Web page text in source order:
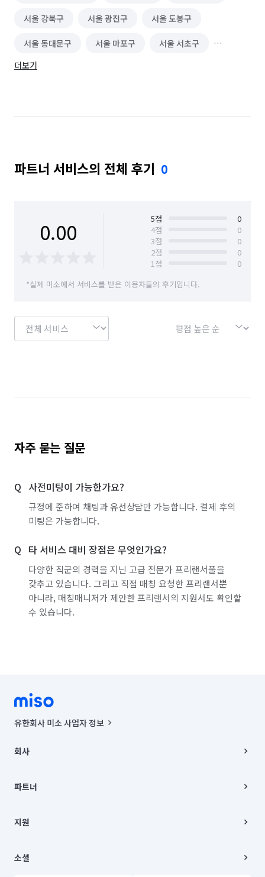
서울 강북구 서울 광진구 서울 도봉구
서울 동대문구 서울 마포구 서울 서초구
서울 성동구
더보기
파트너 서비스의 전체 후기 0
0.00 5점
0
4점
0
3점
0
2점
0
1점
0
*실제 미소에서 서비스를 받은 이용자들의 후기입니다.
자주 묻는 질문
사전미팅이 가능한가요?
규정에 준하여 채팅과 유선상담만 가능합니다. 결제 후의
미팅은 가능합니다.
타 서비스 대비 장점은 무엇인가요?
다양한 직군의 경력을 지닌 고급 전문가 프리랜서풀을
갖추고 있습니다. 그리고 직접 매칭 요청한 프리랜서뿐
아니라, 매칭매니저가 제안한 프리랜서의 지원서도 확인할
수 있습니다.
유한회사 미소 사업자 정보
00019 |
주소 | 본사: 서울특별시 종로구 율곡로 6(중학동, 트윈트리빌딩) B동 5층
컨택센터 : 서울특별시 종로구 수송동 율곡로 24, 7층, 8층 미소
상품, 상품정보, 거래에 관한 의무와 책임은 거래당사자에게 있습니다.
언론 보도 관련 문의:
© 유한회사 미소. Miso, Inc. All Rights Reserved.
회사
채용
파트너
이사
지원
이용약관
소셜